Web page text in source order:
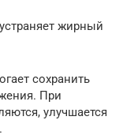
жирный
сохранить
При
улучшается